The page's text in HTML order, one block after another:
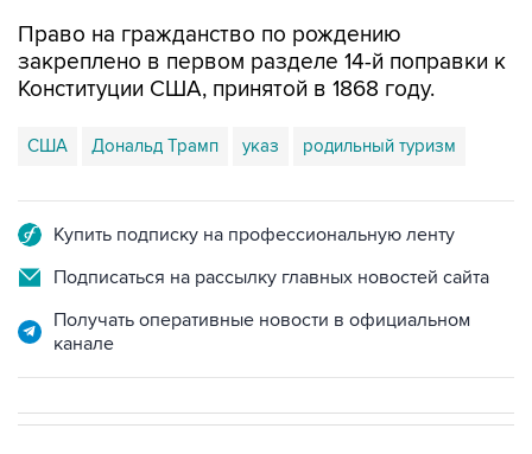
Право на гражданство по рождению
закреплено в первом разделе 14-й поправки к
Конституции США, принятой в 1868 году.
США Дональд Трамп указ родильный туризм
Купить подписку на профессиональную ленту
Подписаться на рассылку главных новостей сайта
Получать оперативные новости в официальном
канале